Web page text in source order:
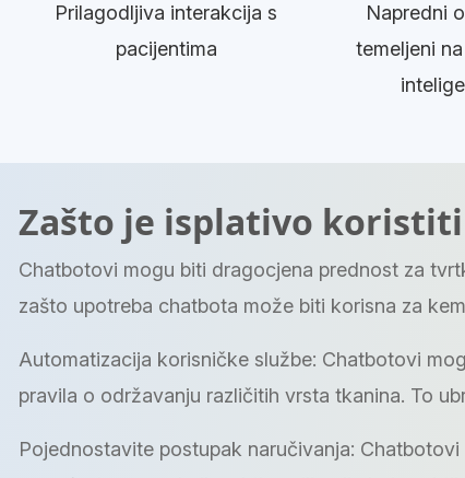
Prilagodljiva interakcija s
pacijentima
Napredni
temeljeni
Zašto je isplativo
Chatbotovi mogu biti dragocjena prednost za
zašto upotreba chatbota može biti korisna za
Automatizacija korisničke službe: Chatbotovi
pravila o održavanju različitih vrsta tkanina. To
Pojednostavite postupak naručivanja: